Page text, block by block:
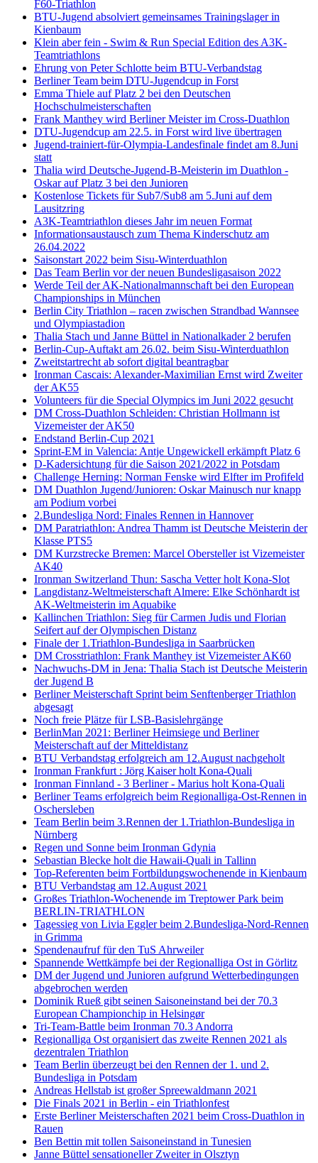
F60-Triathlon
BTU-Jugend absolviert gemeinsames Trainingslager in
Kienbaum
Klein aber fein - Swim & Run Special Edition des A3K-
Teamtriathlons
Ehrung von Peter Schlotte beim BTU-Verbandstag
Berliner Team beim DTU-Jugendcup in Forst
Emma Thiele auf Platz 2 bei den Deutschen
Hochschulmeisterschaften
Frank Manthey wird Berliner Meister im Cross-Duathlon
DTU-Jugendcup am 22.5. in Forst wird live übertragen
Jugend-trainiert-für-Olympia-Landesfinale findet am 8.Juni
statt
Thalia wird Deutsche-Jugend-B-Meisterin im Duathlon -
Oskar auf Platz 3 bei den Junioren
Kostenlose Tickets für Sub7/Sub8 am 5.Juni auf dem
Lausitzring
A3K-Teamtriathlon dieses Jahr im neuen Format
Informationsaustausch zum Thema Kinderschutz am
26.04.2022
Saisonstart 2022 beim Sisu-Winterduathlon
Das Team Berlin vor der neuen Bundesligasaison 2022
Werde Teil der AK-Nationalmannschaft bei den European
Championships in München
Berlin City Triathlon – racen zwischen Strandbad Wannsee
und Olympiastadion
Thalia Stach und Janne Büttel in Nationalkader 2 berufen
Berlin-Cup-Auftakt am 26.02. beim Sisu-Winterduathlon
Zweitstartrecht ab sofort digital beantragbar
Ironman Cascais: Alexander-Maximilian Ernst wird Zweiter
der AK55
Volunteers für die Special Olympics im Juni 2022 gesucht
DM Cross-Duathlon Schleiden: Christian Hollmann ist
Vizemeister der AK50
Endstand Berlin-Cup 2021
Sprint-EM in Valencia: Antje Ungewickell erkämpft Platz 6
D-Kadersichtung für die Saison 2021/2022 in Potsdam
Challenge Herning: Norman Fenske wird Elfter im Profifeld
DM Duathlon Jugend/Junioren: Oskar Mainusch nur knapp
am Podium vorbei
2.Bundesliga Nord: Finales Rennen in Hannover
DM Paratriathlon: Andrea Thamm ist Deutsche Meisterin der
Klasse PTS5
DM Kurzstrecke Bremen: Marcel Obersteller ist Vizemeister
AK40
Ironman Switzerland Thun: Sascha Vetter holt Kona-Slot
Langdistanz-Weltmeisterschaft Almere: Elke Schönhardt ist
AK-Weltmeisterin im Aquabike
Kallinchen Triathlon: Sieg für Carmen Judis und Florian
Seifert auf der Olympischen Distanz
Finale der 1.Triathlon-Bundesliga in Saarbrücken
DM Crosstriathlon: Frank Manthey ist Vizemeister AK60
Nachwuchs-DM in Jena: Thalia Stach ist Deutsche Meisterin
der Jugend B
Berliner Meisterschaft Sprint beim Senftenberger Triathlon
abgesagt
Noch freie Plätze für LSB-Basislehrgänge
BerlinMan 2021: Berliner Heimsiege und Berliner
Meisterschaft auf der Mitteldistanz
BTU Verbandstag erfolgreich am 12.August nachgeholt
Ironman Frankfurt : Jörg Kaiser holt Kona-Quali
Ironman Finnland - 3 Berliner - Marius holt Kona-Quali
Berliner Teams erfolgreich beim Regionalliga-Ost-Rennen in
Oschersleben
Team Berlin beim 3.Rennen der 1.Triathlon-Bundesliga in
Nürnberg
Regen und Sonne beim Ironman Gdynia
Sebastian Blecke holt die Hawaii-Quali in Tallinn
Top-Referenten beim Fortbildungswochenende in Kienbaum
BTU Verbandstag am 12.August 2021
Großes Triathlon-Wochenende im Treptower Park beim
BERLIN-TRIATHLON
Tagessieg von Livia Eggler beim 2.Bundesliga-Nord-Rennen
in Grimma
Spendenaufruf für den TuS Ahrweiler
Spannende Wettkämpfe bei der Regionalliga Ost in Görlitz
DM der Jugend und Junioren aufgrund Wetterbedingungen
abgebrochen werden
Dominik Rueß gibt seinen Saisoneinstand bei der 70.3
European Championchip in Helsingør
Tri-Team-Battle beim Ironman 70.3 Andorra
Regionalliga Ost organisiert das zweite Rennen 2021 als
dezentralen Triathlon
Team Berlin überzeugt bei den Rennen der 1. und 2.
Bundesliga in Potsdam
Andreas Hellstab ist großer Spreewaldmann 2021
Die Finals 2021 in Berlin - ein Triathlonfest
Erste Berliner Meisterschaften 2021 beim Cross-Duathlon in
Rauen
Ben Bettin mit tollen Saisoneinstand in Tunesien
Janne Büttel sensationeller Zweiter in Olsztyn